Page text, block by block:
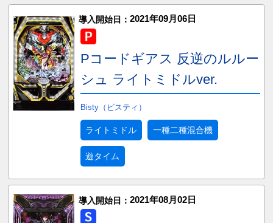
導入開始日： 2021年09月06日
Pコードギアス 反逆のルルー
シュ ライトミドルver.
Bisty（ビスティ）
ライトミドル 一種二種混合機
遊タイム
導入開始日： 2021年08月02日